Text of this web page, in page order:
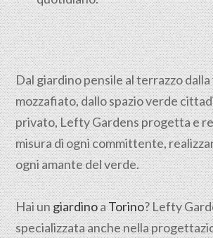
Dal giardino pensile al terrazzo
mozzafiato, dallo spazio verde
privato, Lefty Gardens progetta e
misura di ogni committente,
ogni amante del verde.
Hai ungiardinoaTorino? Lefty
specializzata anche nella